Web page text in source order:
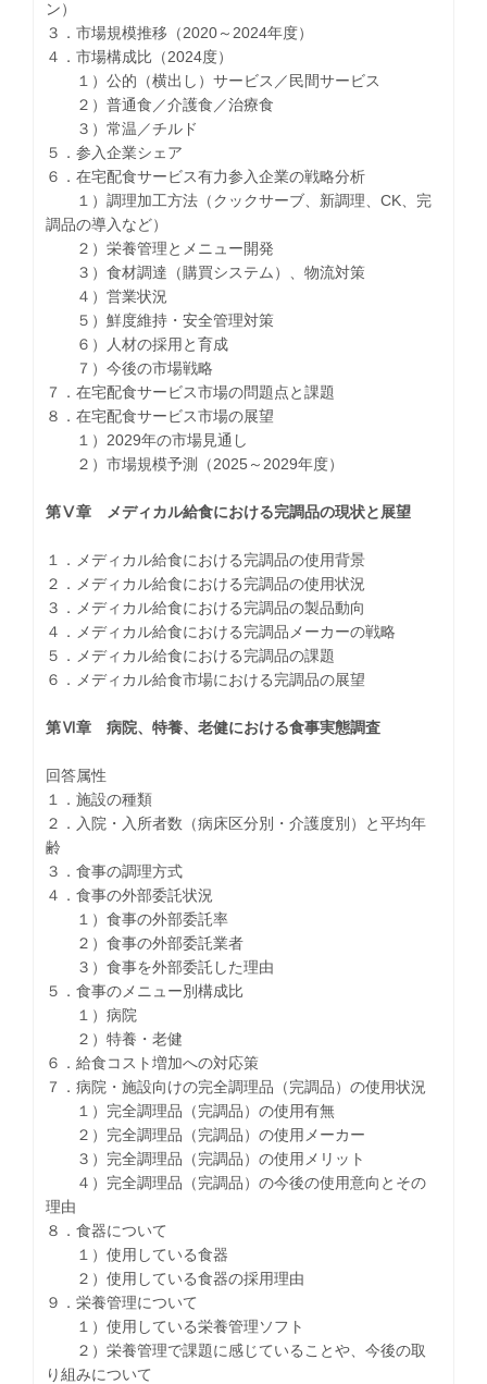
ン）
３．市場規模推移（2020～2024年度）
４．市場構成比（2024度）
１）公的（横出し）サービス／民間サービス
２）普通食／介護食／治療食
３）常温／チルド
５．参入企業シェア
６．在宅配食サービス有力参入企業の戦略分析
１）調理加工方法（クックサーブ、新調理、CK、完
調品の導入など）
２）栄養管理とメニュー開発
３）食材調達（購買システム）、物流対策
４）営業状況
５）鮮度維持・安全管理対策
６）人材の採用と育成
７）今後の市場戦略
７．在宅配食サービス市場の問題点と課題
８．在宅配食サービス市場の展望
１）2029年の市場見通し
２）市場規模予測（2025～2029年度）
第Ⅴ章 メディカル給食における完調品の現状と展望
１．メディカル給食における完調品の使用背景
２．メディカル給食における完調品の使用状況
３．メディカル給食における完調品の製品動向
４．メディカル給食における完調品メーカーの戦略
５．メディカル給食における完調品の課題
６．メディカル給食市場における完調品の展望
第Ⅵ章 病院、特養、老健における食事実態調査
回答属性
１．施設の種類
２．入院・入所者数（病床区分別・介護度別）と平均年
齢
３．食事の調理方式
４．食事の外部委託状況
１）食事の外部委託率
２）食事の外部委託業者
３）食事を外部委託した理由
５．食事のメニュー別構成比
１）病院
２）特養・老健
６．給食コスト増加への対応策
７．病院・施設向けの完全調理品（完調品）の使用状況
１）完全調理品（完調品）の使用有無
２）完全調理品（完調品）の使用メーカー
３）完全調理品（完調品）の使用メリット
４）完全調理品（完調品）の今後の使用意向とその
理由
８．食器について
１）使用している食器
２）使用している食器の採用理由
９．栄養管理について
１）使用している栄養管理ソフト
２）栄養管理で課題に感じていることや、今後の取
り組みについて